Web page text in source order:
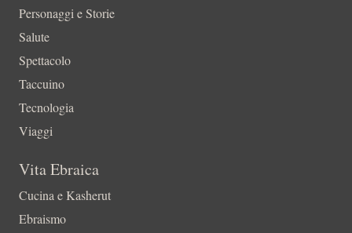
Personaggi e Storie
Salute
Spettacolo
Taccuino
Tecnologia
Viaggi
Vita Ebraica
Cucina e Kasherut
Ebraismo